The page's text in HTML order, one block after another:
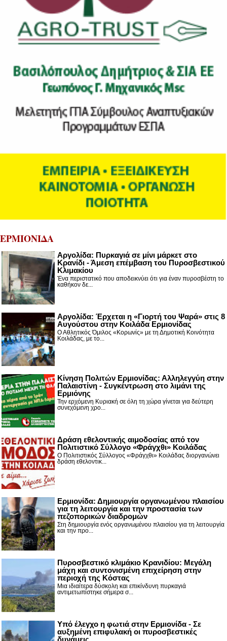
ΕΡΜΙΟΝΙΔΑ
Αργολίδα: Πυρκαγιά σε μίνι μάρκετ στο
Κρανίδι - Άμεση επέμβαση του Πυροσβεστικού
Κλιμακίου
Ένα περιστατικό που αποδεικνύει ότι για έναν πυροσβέστη το
καθήκον δε...
Αργολίδα: Έρχεται η «Γιορτή του Ψαρά» στις 8
Αυγούστου στην Κοιλάδα Ερμιονίδας
Ο Αθλητικός Όμιλος «Κορωνίς» με τη Δημοτική Κοινότητα
Κοιλάδας, με το...
Κίνηση Πολιτών Ερμιονίδας: Αλληλεγγύη στην
Παλαιστίνη - Συγκέντρωση στο λιμάνι της
Ερμιόνης
Την ερχόμενη Κυριακή σε όλη τη χώρα γίνεται για δεύτερη
συνεχόμενη χρο...
Δράση εθελοντικής αιμοδοσίας από τον
Πολιτιστικό Σύλλογο «Φράγχθι» Κοιλάδας
Ο Πολιτιστικός Σύλλογος «Φράγχθι» Κοιλάδας διοργανώνει
δράση εθελοντικ...
Ερμιονίδα: Δημιουργία οργανωμένου πλαισίου
για τη λειτουργία και την προστασία των
πεζοπορικών διαδρομών
Στη δημιουργία ενός οργανωμένου πλαισίου για τη λειτουργία
και την προ...
Πυροσβεστικό κλιμάκιο Κρανιδίου: Μεγάλη
μάχη και συντονισμένη επιχείρηση στην
περιοχή της Κόστας
Μια ιδιαίτερα δύσκολη και επικίνδυνη πυρκαγιά
αντιμετωπίστηκε σήμερα σ...
Υπό έλεγχο η φωτιά στην Ερμιονίδα - Σε
αυξημένη επιφυλακή οι πυροσβεστικές
δυνάμεις